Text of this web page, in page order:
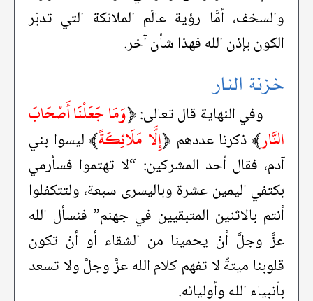
والسخف، أمَّا رؤية عالَم الملائكة التي تدبّر
الكون بإذن الله فهذا شأن آخر.
خزنة النار
وفي النهاية قال تعالى:﴿وَمَا جَعَلْنَا أَصْحَابَ
النَّار﴾ذكرنا عددهم ﴿إِلَّا مَلَائِكَةً﴾ليسوا بني
آدم، فقال أحد المشركين: “لا تهتموا فسأرمي
بكتفي اليمين عشرة وباليسرى سبعة، ولتتكفلوا
أنتم بالاثنين المتبقيين في جهنم” فنسأل الله
عزَّ وجلَّ أنْ يحمينا من الشقاء أو أنْ تكون
قلوبنا ميتةً لا تفهم كلام الله عزَّ وجلَّ ولا تسعد
بأنبياء الله وأوليائه.